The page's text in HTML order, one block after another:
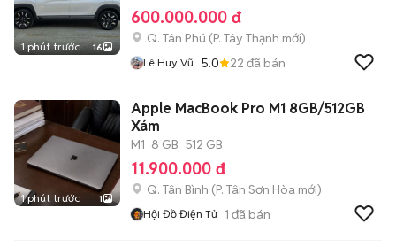
1 phút trước 16
600.000.000 đ
Q. Tân Phú (P. Tây Thạnh mới)
Lê Huy Vũ 5.0 22 đã bán
1 phút trước 1
Apple MacBook Pro M1 8GB/512GB
Xám
M1 8 GB 512 GB
11.900.000 đ
Q. Tân Bình (P. Tân Sơn Hòa mới)
Hội Đồ Điện Tử 1 đã bán